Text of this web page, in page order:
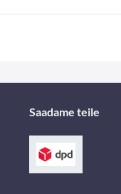
Saadame teile